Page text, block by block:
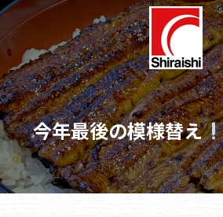
今年最後の模様替え